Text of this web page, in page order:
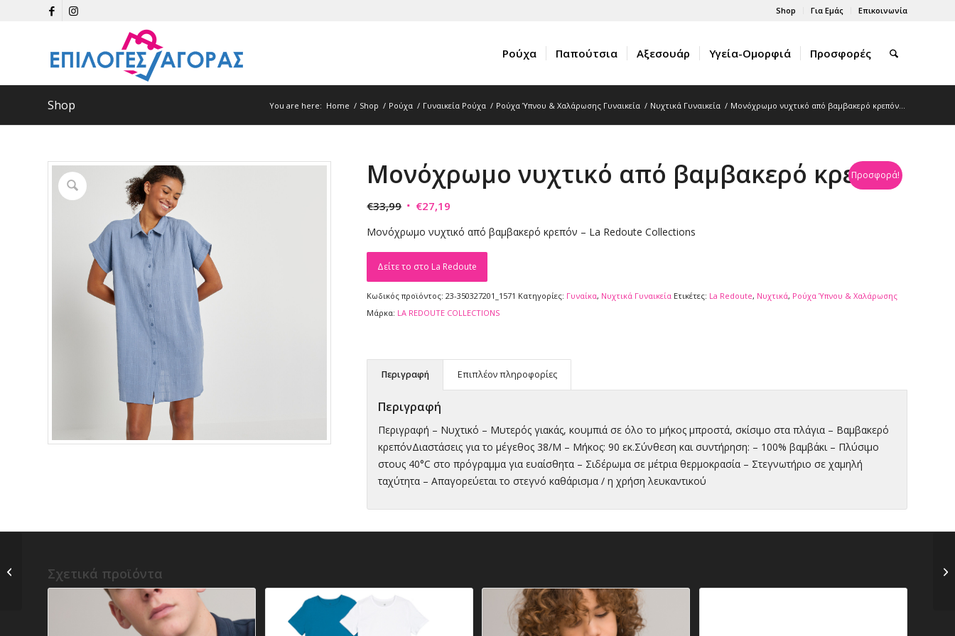
Shop Για Εμάς Επικοινωνία
Ρούχα Παπούτσια Αξεσουάρ Υγεία-Ομορφιά Προσφορές
Shop You are here: Home / Shop / Ρούχα / Γυναικεία Ρούχα / Ρούχα Ύπνου & Χαλάρωσης Γυναικεία / Νυχτικά Γυναικεία / Μονόχρωμο νυχτικό από βαμβακερό κρεπόν...
Προσφορά!
Μονόχρωμο νυχτικό από βαμβακερό κρεπόν
€33,99 Original
was:
€33,99.
€27,19
τιμή
είναι:
€27,19.
Μονόχρωμο νυχτικό από βαμβακερό κρεπόν – La Redoute Collections
Δείτε το στο La Redoute
Κωδικός προϊόντος:23-350327201_1571 Κατηγορίες: Γυναίκα, Νυχτικά Γυναικεία Ετικέτες: La Redoute, Νυχτικά, Ρούχα Ύπνου & Χαλάρωσης
Μάρκα: LA REDOUTE COLLECTIONS
Περιγραφή Επιπλέον πληροφορίες
Περιγραφή
Περιγραφή – Νυχτικό – Μυτερός γιακάς, κουμπιά σε όλο το μήκος μπροστά, σκίσιμο στα πλάγια – Βαμβακερό
κρεπόνΔιαστάσεις για το μέγεθος 38/M – Μήκος: 90 εκ.Σύνθεση και συντήρηση: – 100% βαμβάκι – Πλύσιμο
στους 40°C στο πρόγραμμα για ευαίσθητα – Σιδέρωμα σε μέτρια θερμοκρασία – Στεγνωτήριο σε χαμηλή
ταχύτητα – Απαγορεύεται το στεγνό καθάρισμα / η χρήση λευκαντικού
Σχετικά προϊόντα
μπλούζα